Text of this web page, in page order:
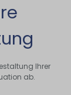
Ihrer
ab.